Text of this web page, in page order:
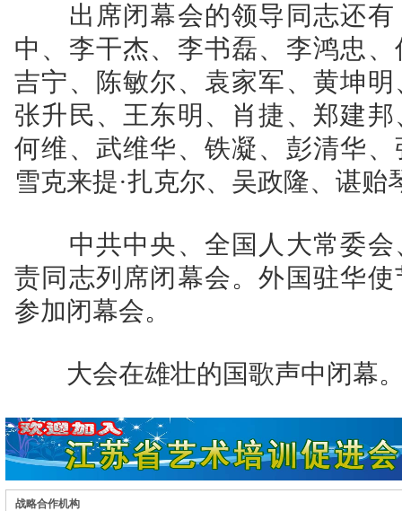
出席闭幕会的领导同志还有
中、李干杰、李书磊、李鸿忠
吉宁、陈敏尔、袁家军、黄坤
张升民、王东明、肖捷、郑建
何维、武维华、铁凝、彭清华
雪克来提·扎克尔、吴政隆、谌贻
中共中央、全国人大常委会
责同志列席闭幕会。外国驻华
参加闭幕会。
大会在雄壮的国歌声中闭幕
战略合作机构